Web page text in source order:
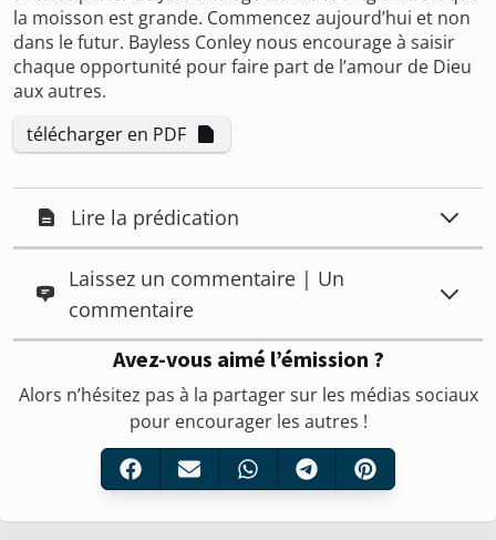
la moisson est grande. Commencez aujourd’hui et non
dans le futur. Bayless Conley nous encourage à saisir
chaque opportunité pour faire part de l’amour de Dieu
aux autres.
télécharger en PDF
Lire la prédication
Laissez un commentaire | Un
commentaire
Avez-vous aimé l’émission ?
Alors n’hésitez pas à la partager sur les médias sociaux
pour encourager les autres !